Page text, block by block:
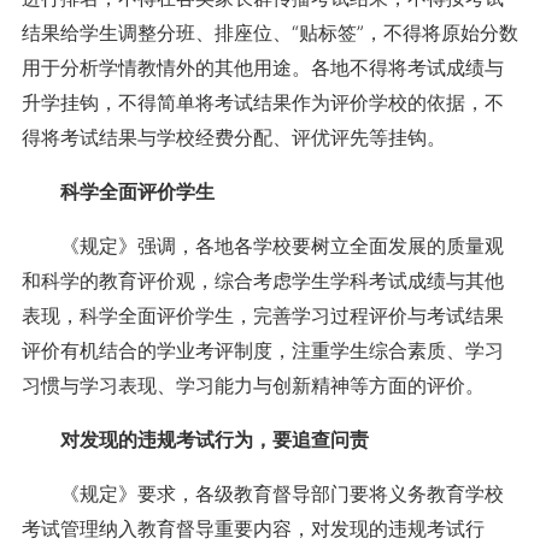
结果给学生调整分班、排座位、“贴标签”，不得将原始分数
用于分析学情教情外的其他用途。各地不得将考试成绩与
升学挂钩，不得简单将考试结果作为评价学校的依据，不
得将考试结果与学校经费分配、评优评先等挂钩。
科学全面评价学生
《规定》强调，各地各学校要树立全面发展的质量观
和科学的教育评价观，综合考虑学生学科考试成绩与其他
表现，科学全面评价学生，完善学习过程评价与考试结果
评价有机结合的学业考评制度，注重学生综合素质、学习
习惯与学习表现、学习能力与创新精神等方面的评价。
对发现的违规考试行为，要追查问责
《规定》要求，各级教育督导部门要将义务教育学校
考试管理纳入教育督导重要内容，对发现的违规考试行